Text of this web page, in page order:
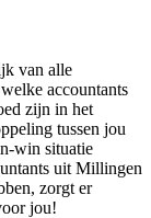
van alle
accountants
zijn in het
tussen jou
win situatie
uit Millingen
zorgt er
jou!